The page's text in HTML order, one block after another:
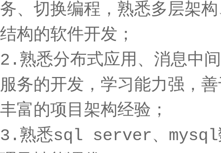
务、切换编程，熟悉多层架
结构的软件开发；
2.熟悉分布式应用、消息中
服务的开发，学习能力强，
丰富的项目架构经验；
3.熟悉sql server、mysql